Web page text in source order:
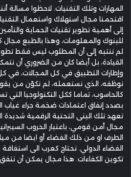
المهارات وتلك التقنيات. لاحظوا مسالة
اقتحمنا مجال استهلاك واستعمال
إلى أهمية تطوير تقنيات الحماية
للبنوك والمعلومات، وهذا بالطبع
لم ننتبه إلى أن المطلوب ليس فقط
القيادة، بل أيضا كان من الضروري أن
وإطارات التطبيق في كل المجالات، في
نوظفه، الذي نستعمله، لم نكوّن من
كالحاسوب، تماما ككل التكنولوجيا التي
بصدد إنفاق اعتمادات ضخمة جراء غياب
تعهد تلك البنى التحتية الرقمية شديدة
مجال أمن قومي، باعتبار الحروب
الطرف او من ذلك الفضاء أو ايضا من
الفضاء الدولي. نحتاج كعرب الى
تكوين الكفاءات. هذا مجال يمكن أن